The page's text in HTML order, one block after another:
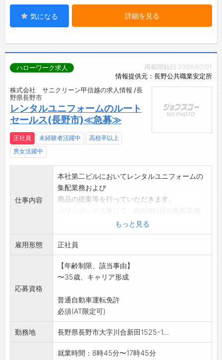
気になる 詳細を見る
掲載開始日:2026/07/01
情報提供元：長野公共職業安定所
ハローワーク求人
株式会社 サニクリーン甲信越の求人情報 /長
野県長野市
レンタルユニフォームのルート
セールス(長野市)≪急募≫
正社員 未経験者活躍中
高校卒以上
男女活躍中
仕事内容
本社第二ビルにおいてレンタルユニフォームの
集配業務および
商品の提案等を行っていただきます。
◎顧客先は主に法人です
◎担当エリアは長野市近郊の顧客(法人)
◎習熟に応じて徐々に新規顧客への商品提案、
エリア開拓へステッ
プアップしていきます。
(入社後1ヶ月間は研修を兼ね、社員が同行しま
*未経験者でも弊社社員が丁寧に研修いたします
のでご安心くださ
い
【変更の範囲:変更なし】
もっと見る
雇用形態 正社員
応募資格
【年齢制限、該当事由】
〜35歳、キャリア形成
普通自動車運転免許
必須(AT限定可)
勤務地 長野県長野市大字川合新田1525-1...
就業時間：8時45分〜17時45分